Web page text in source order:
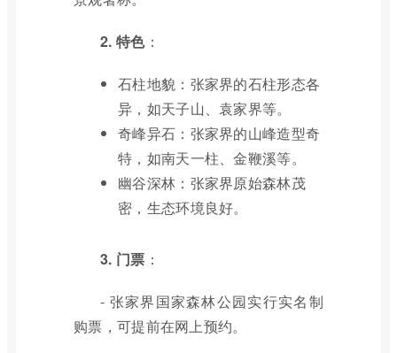
2. 特色：
石柱地貌：张家界的石柱形态各
异，如天子山、袁家界等。
奇峰异石：张家界的山峰造型奇
特，如南天一柱、金鞭溪等。
幽谷深林：张家界原始森林茂
密，生态环境良好。
3. 门票 ：
- 张家界国家森林公园实行实名制
购票，可提前在网上预约。